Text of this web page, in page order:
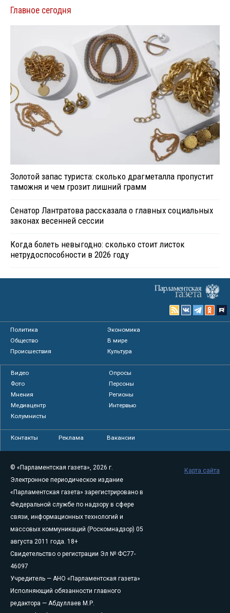
Главное сегодня
Золотой запас туриста: сколько драгметалла пропустит
таможня и чем грозит лишний грамм
Сенатор Лантратова рассказала о главных социальных
законах весенней сессии
Когда болеть невыгодно: сколько стоит листок
нетрудоспособности в 2026 году
Политика
Экономика
Общество
В мире
Происшествия
Культура
Видео
Опросы
Фото
Персоны
Мнения
Регионы
Медиацентр
Интервью
Колумнисты
Контакты Реклама Вакансии
© «Парламентская газета», 2026 г.
Электронное периодическое издание
«Парламентская газета» зарегистрировано в
Федеральной службе по надзору в сфере
связи, информационных технологий и
массовых коммуникаций (Роскомнадзор) 05
августа 2011 года. 18+
Свидетельство о регистрации Эл № ФС77-
46097
Учредитель — АНО «Парламентская газета»
Исполняющий обязанности главного
редактора — Абдуллаев М.Р.
Карта сайта